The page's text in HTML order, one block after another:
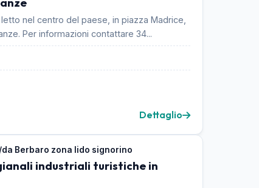
nel centro del paese, in piazza Madrice,
Per informazioni contattare 34...
Dettaglio
da Berbaro zona lido signorino
industriali turistiche in